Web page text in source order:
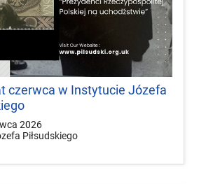
czerwca w Instytucie Józefa
2026
Piłsudskiego